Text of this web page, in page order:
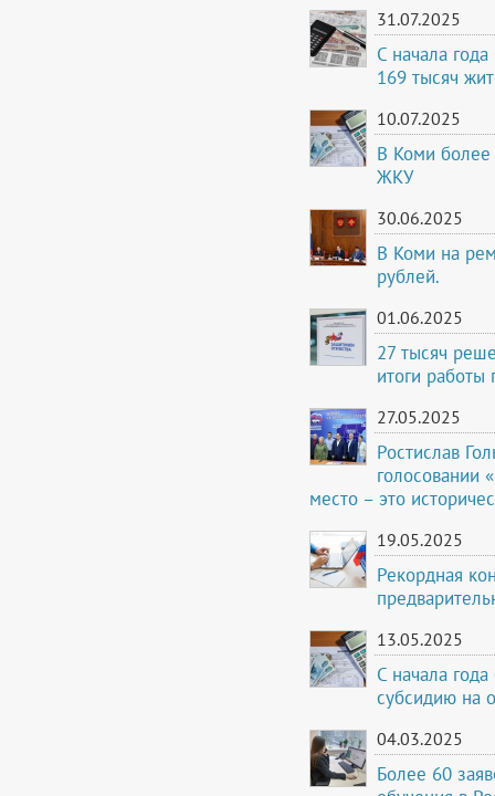
31.07.2025
С начала
169 тысяч
10.07.2025
В Коми более
ЖКУ
30.06.2025
В Коми на
рублей.
01.06.2025
27 тысяч
итоги
27.05.2025
Ростислав
голосовании
место – это
19.05.2025
Рекордная
13.05.2025
С начала
субсидию на
04.03.2025
Более 60